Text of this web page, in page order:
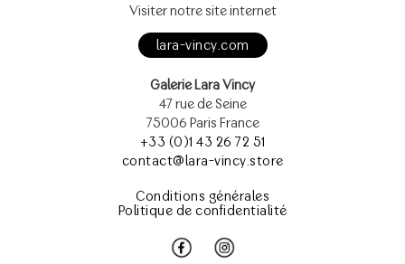
Visiter notre site internet
lara-vincy.com
Galerie Lara Vincy
47 rue de Seine
75006 Paris France
+33 (0)1 43 26 72 51
contact@lara-vincy.store
Conditions générales
Politique de confidentialité